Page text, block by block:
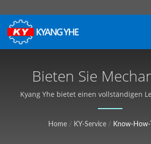
Bieten Sie
Tutorials
Kyang Yhe bietet einen vollständigen
umfassende Dienstleistungen an |
- Kyang Yhe (KY)
Home / KY-Service / Know-How-